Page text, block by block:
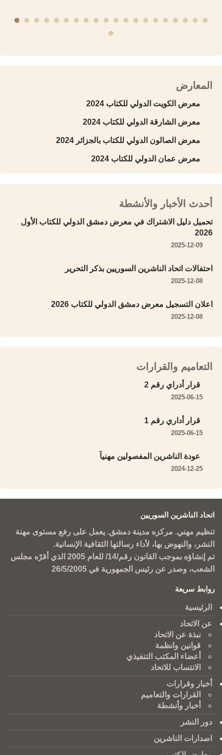
المعارض
معرض الكويت الدولي للكتاب 2024
معرض الشارقة الدولي للكتاب 2024
معرض الصالون الدولي للكتاب بالجزائر 2024
معرض عمان الدولي للكتاب 2024
أحدث الأخبار والأنشطة
تحميل دليل الاشتراك في معرض دمشق الدولي للكتاب الأول
2026
2025-12-09
احتفالات اتحاد الناشرين السوريين بذكر التحرير
2025-12-08
اعلان التسجيل معرض دمشق الدولي للكتاب 2026
2025-12-08
التعاميم والقرارات
قرار أدراي رقم 2
2025-06-15
قرار أداري رقم 1
2025-06-15
عودة الناشرين المفصولين مهنياً
2024-12-25
اتحاد الناشرين السوريين
تنظيم مهني. مركزه مدينة دمشق. يعمل على رفع مستوى مهنة
النشر، والنهوض بها، لأداء رسالتها الثقافية الإنسانية.
تم إنشاؤه بموجب القانون رقم/14/ للعام 2005 الذي أقرّه مجلس
الشعب، وصدر عن رئيس الجمهورية في 26/5/2005
روابط سريعة
الرئيسية
عن الاتحاد
نبذة عن الاتحاد
قوانين وانظمة
أعضاء المكتب التنفيذي
الانتساب للاتحاد
أخبار وقرارات
القرارات والتعاميم
أخبار وأنشطة
دور النشر
اصدارات الناشرين